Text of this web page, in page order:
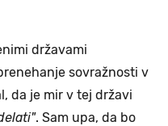
državami
sovražnosti v
da je mir v tej državi
. Sam upa, da bo